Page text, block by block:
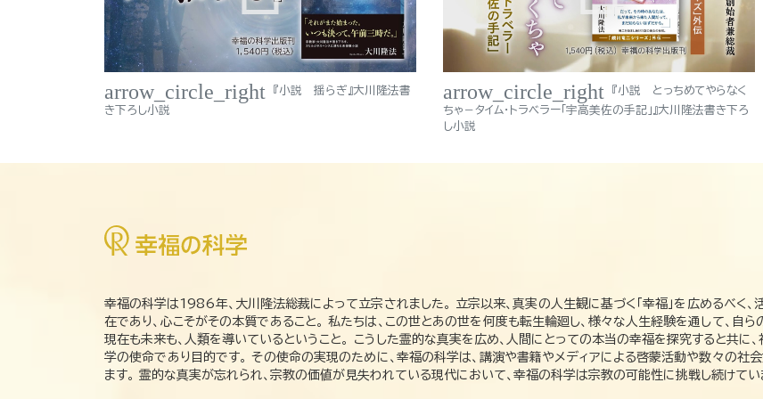
arrow_circle_right
『小説 揺らぎ』大川隆法書
き下ろし小説
arrow_circle_right
『小説 とっちめてやらなく
ちゃ－タイム・トラベラー「宇高美佐の手記」』大川隆法書き下ろ
し小説
幸福の科学は1986年、大川隆法総裁によって立宗されました。 立宗以来、真実の人生観に基づく「幸福」を広めるべく
在であり、心こそがその本質であること。 私たちは、この世とあの世を何度も転生輪廻し、様々な人生経験を通して、自
現在も未来も、人類を導いているということ。 こうした霊的な真実を広め、人間にとっての本当の幸福を探究すると共に
学の使命であり目的です。 その使命の実現のために、幸福の科学は、講演や書籍やメディアによる啓蒙活動や数々の社
ます。 霊的な真実が忘れられ、宗教の価値が見失われている現代において、幸福の科学は宗教の可能性に挑戦し続けてい